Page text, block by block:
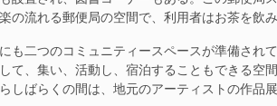
の流れる郵便局の空間で、利用者はお茶を飲
も二つのコミュニティースペースが準備さ
て、集い、活動し、宿泊することもできる空
しばらくの間は、地元のアーティストの作品